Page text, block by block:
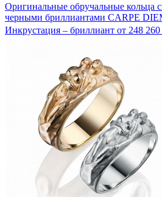
Оригинальные обручальные кольца
черными бриллиантами CARPE
Инкрустация – бриллиант от 248